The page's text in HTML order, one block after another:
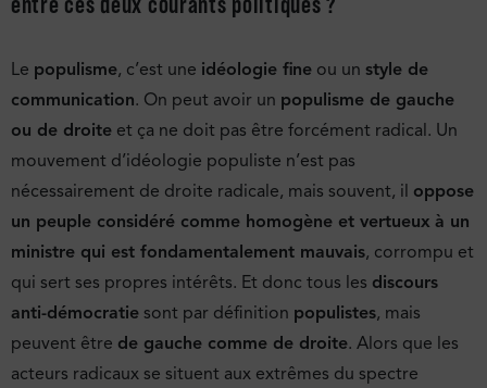
Le populisme, c’est une idéologie fine ou un style de
communication. On peut avoir un populisme de gauche
ou de droite et ça ne doit pas être forcément radical. Un
mouvement d’idéologie populiste n’est pas
nécessairement de droite radicale, mais souvent, il oppose
un peuple considéré comme homogène et vertueux à un
ministre qui est fondamentalement mauvais, corrompu et
qui sert ses propres intérêts. Et donc tous les discours
anti-démocratie sont par définition populistes, mais
peuvent être de gauche comme de droite. Alors que les
acteurs radicaux se situent aux extrêmes du spectre